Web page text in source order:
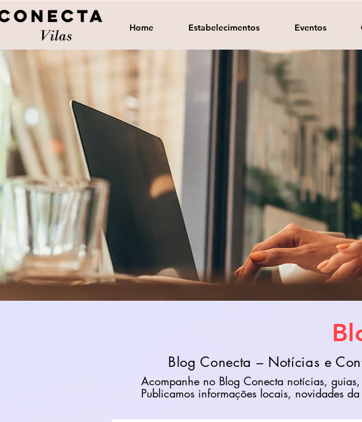
Home Estabelecimentos Eventos
Blog Conecta – Notícias e
Acompanhe no Blog Conecta notícias,
Publicamos informações locais, novidades